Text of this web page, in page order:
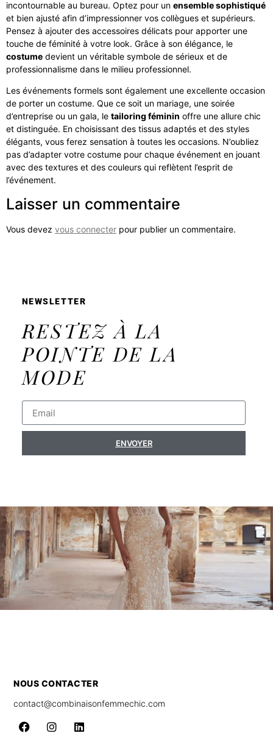
incontournable au bureau. Optez pour un ensemble sophistiqué
et bien ajusté afin d’impressionner vos collègues et supérieurs.
Pensez à ajouter des accessoires délicats pour apporter une
touche de féminité à votre look. Grâce à son élégance, le
costume devient un véritable symbole de sérieux et de
professionnalisme dans le milieu professionnel.
Les événements formels sont également une excellente occasion
de porter un costume. Que ce soit un mariage, une soirée
d’entreprise ou un gala, le tailoring féminin offre une allure chic
et distinguée. En choisissant des tissus adaptés et des styles
élégants, vous ferez sensation à toutes les occasions. N’oubliez
pas d’adapter votre costume pour chaque événement en jouant
avec des textures et des couleurs qui reflètent l’esprit de
l’événement.
Laisser un commentaire
Vous devez vous connecter pour publier un commentaire.
NEWSLETTER
RESTEZ À LA
POINTE DE LA
MODE
ENVOYER
NOUS CONTACTER
contact@combinaisonfemmechic.com